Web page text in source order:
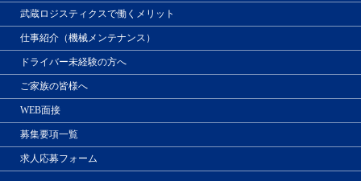
武蔵ロジスティクスで働くメリット
仕事紹介（機械メンテナンス）
ドライバー未経験の方へ
ご家族の皆様へ
WEB面接
募集要項一覧
求人応募フォーム